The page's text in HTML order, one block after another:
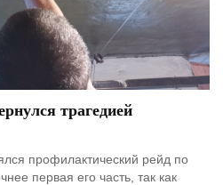
трагедией
профилактический рейд по
первая его часть, так как